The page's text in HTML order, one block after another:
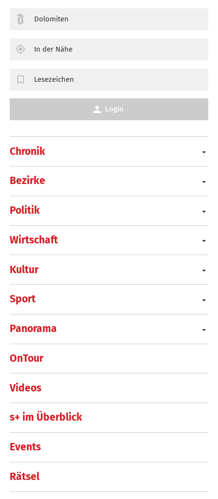
Chronik
Bezirke
Politik
Wirtschaft
Kultur
Sport
Panorama
OnTour
Videos
s+ im Überblick
Events
Rätsel
Dolomiten
In der Nähe
Lesezeichen
Login